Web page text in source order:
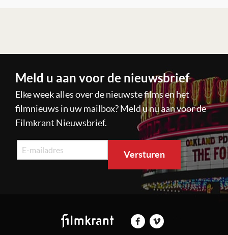
Meld u aan voor de nieuwsbrief
Elke week alles over de nieuwste films en het
filmnieuws in uw mailbox? Meld u nu aan voor de
Filmkrant Nieuwsbrief.